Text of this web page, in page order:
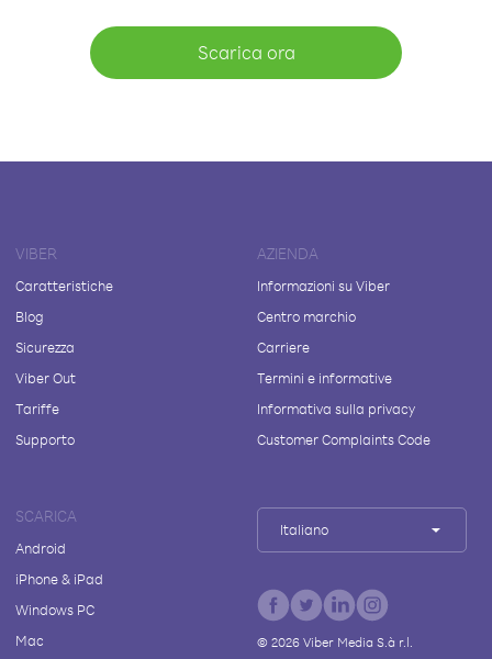
Scarica ora
VIBER
Caratteristiche
Blog
Sicurezza
Viber Out
Tariffe
Supporto
AZIENDA
Informazioni su Viber
Centro marchio
Carriere
Termini e informative
Informativa sulla privacy
Customer Complaints Code
SCARICA
Android
iPhone & iPad
Windows PC
Mac
Italiano
© 2026Viber Media S.à r.l.